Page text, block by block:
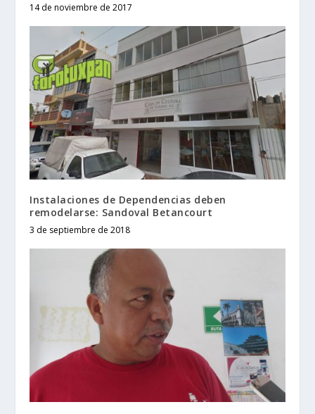
14 de noviembre de 2017
Instalaciones de Dependencias deben
remodelarse: Sandoval Betancourt
3 de septiembre de 2018